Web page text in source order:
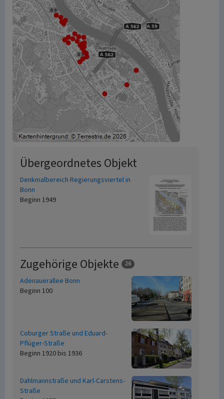
Übergeordnetes Objekt
Denkmalbereich Regierungsviertel in
Bonn
Beginn 1949
Zugehörige Objekte 26
Adenauerallee Bonn
Beginn 100
Coburger Straße und Eduard-
Pflüger-Straße
Beginn 1920 bis 1936
Dahlmannstraße und Karl-Carstens-
Straße